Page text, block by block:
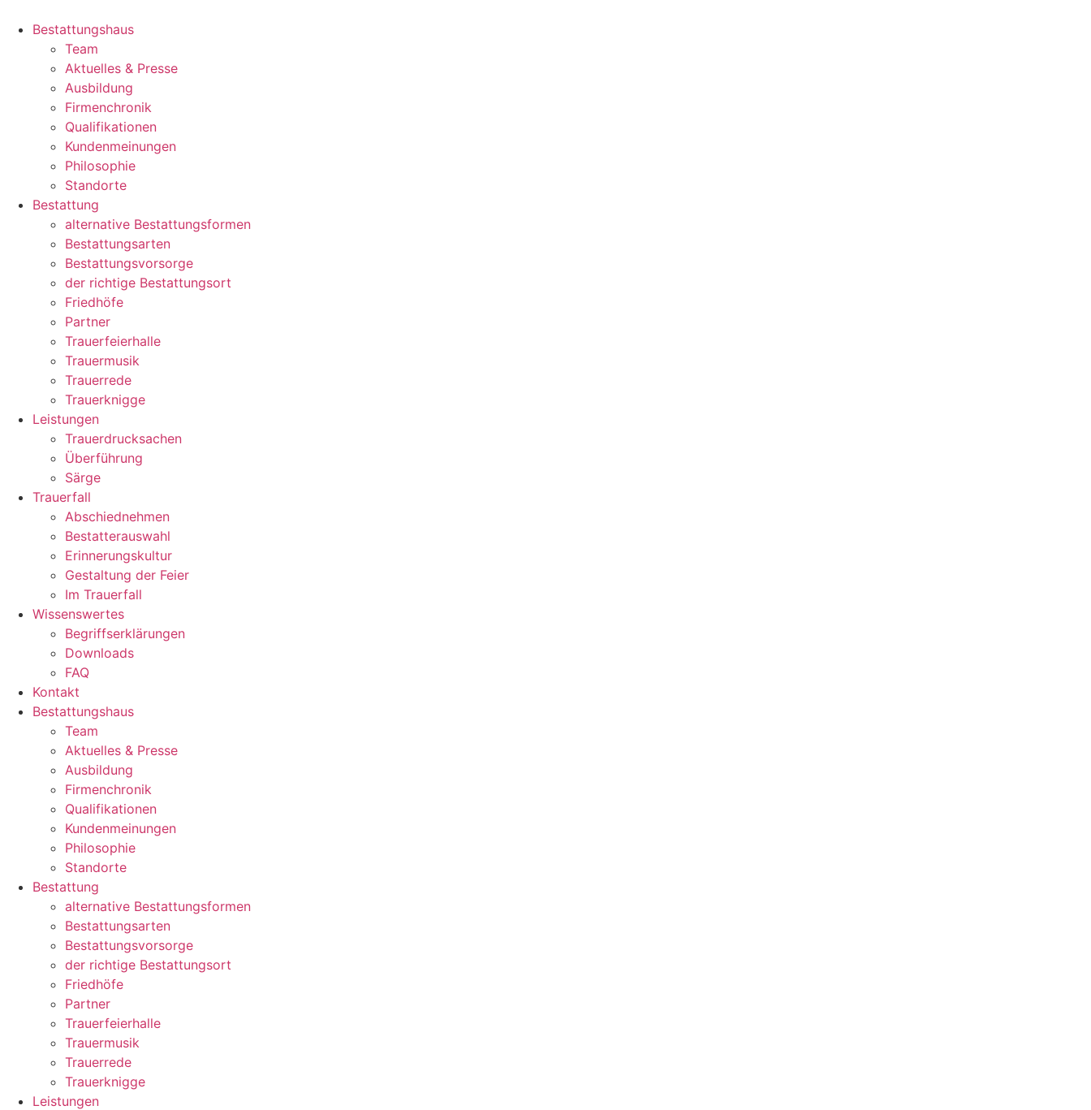
Bestattungshaus
Team
Aktuelles & Presse
Ausbildung
Firmenchronik
Qualifikationen
Kundenmeinungen
Philosophie
Standorte
Bestattung
alternative Bestattungsformen
Bestattungsarten
Bestattungsvorsorge
der richtige Bestattungsort
Friedhöfe
Partner
Trauerfeierhalle
Trauermusik
Trauerrede
Trauerknigge
Leistungen
Trauerdrucksachen
Überführung
Särge
Trauerfall
Abschiednehmen
Bestatterauswahl
Erinnerungskultur
Gestaltung der Feier
Im Trauerfall
Wissenswertes
Begriffserklärungen
Downloads
FAQ
Kontakt
Bestattungshaus
Team
Aktuelles & Presse
Ausbildung
Firmenchronik
Qualifikationen
Kundenmeinungen
Philosophie
Standorte
Bestattung
alternative Bestattungsformen
Bestattungsarten
Bestattungsvorsorge
der richtige Bestattungsort
Friedhöfe
Partner
Trauerfeierhalle
Trauermusik
Trauerrede
Trauerknigge
Leistungen